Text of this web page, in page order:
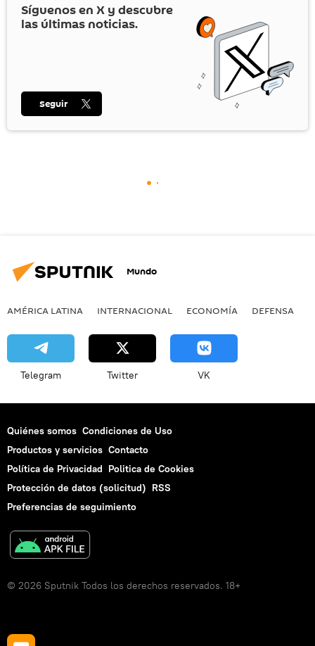
Síguenos en X y descubre
las últimas noticias.
Seguir
Mundo
AMÉRICA LATINA INTERNACIONAL ECONOMÍA DEFENSA
Telegram Twitter VK
Quiénes somos Condiciones de Uso
Productos y servicios Contacto
Política de Privacidad Politica de Cookies
Protección de datos (solicitud) RSS
Preferencias de seguimiento
© 2026 Sputnik Todos los derechos reservados. 18+